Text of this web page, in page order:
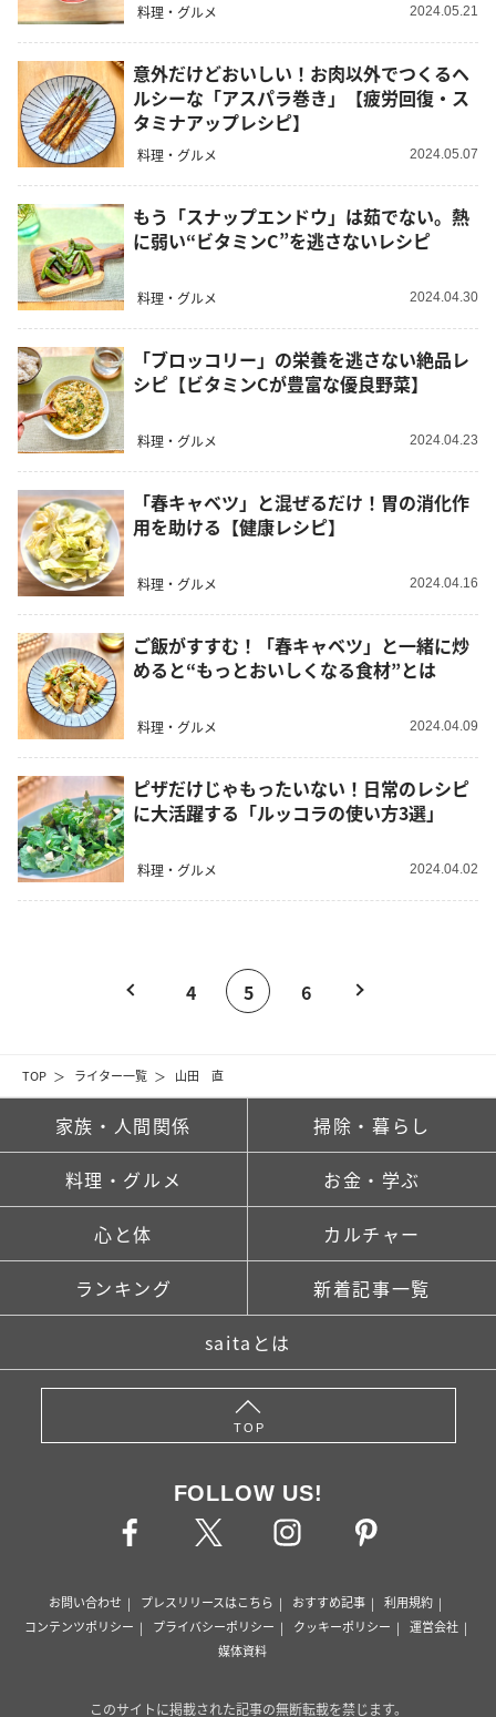
TOP ライター一覧 山田 直
料理・グルメ 2024.05.21
意外だけどおいしい！お肉以外でつくるヘ
ルシーな「アスパラ巻き」【疲労回復・ス
タミナアップレシピ】
料理・グルメ 2024.05.07
もう「スナップエンドウ」は茹でない。熱
に弱い“ビタミンC”を逃さないレシピ
料理・グルメ 2024.04.30
「ブロッコリー」の栄養を逃さない絶品レ
シピ【ビタミンCが豊富な優良野菜】
料理・グルメ 2024.04.23
「春キャベツ」と混ぜるだけ！胃の消化作
用を助ける【健康レシピ】
料理・グルメ 2024.04.16
ご飯がすすむ！「春キャベツ」と一緒に炒
めると“もっとおいしくなる食材”とは
料理・グルメ 2024.04.09
ピザだけじゃもったいない！日常のレシピ
に大活躍する「ルッコラの使い方3選」
料理・グルメ 2024.04.02
4 5 6
家族・人間関係 掃除・暮らし
料理・グルメ お金・学ぶ
心と体 カルチャー
ランキング 新着記事一覧
saitaとは
TOP
FOLLOW US!
お問い合わせ プレスリリースはこちら おすすめ記事
利用規約
コンテンツポリシー
プライバシーポリシー クッキーポリシー
運営会社
媒体資料
このサイトに掲載された記事の無断転載を禁じます。